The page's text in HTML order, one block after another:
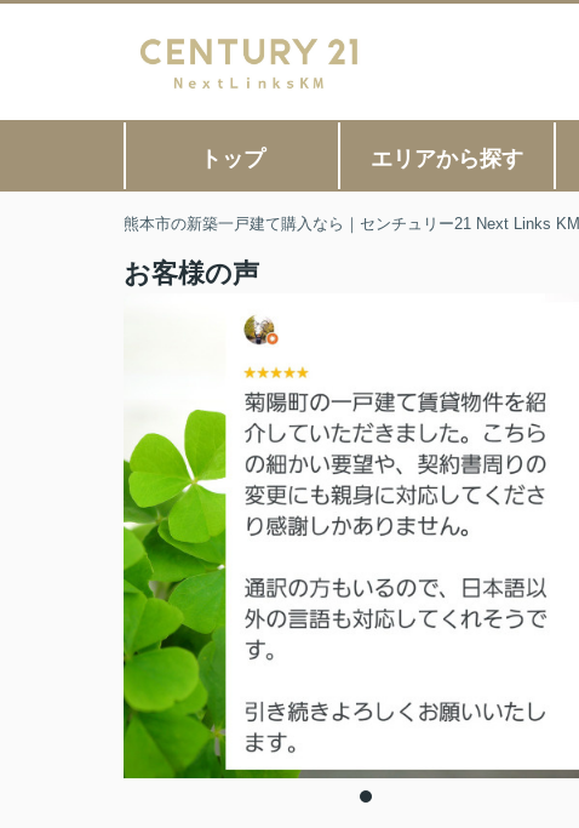
トップ エリアから探す
熊本市の新築一戸建て購入なら｜センチュリー21 Next Links KM
お客様の声